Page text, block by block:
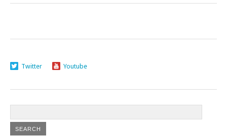
Twitter Youtube